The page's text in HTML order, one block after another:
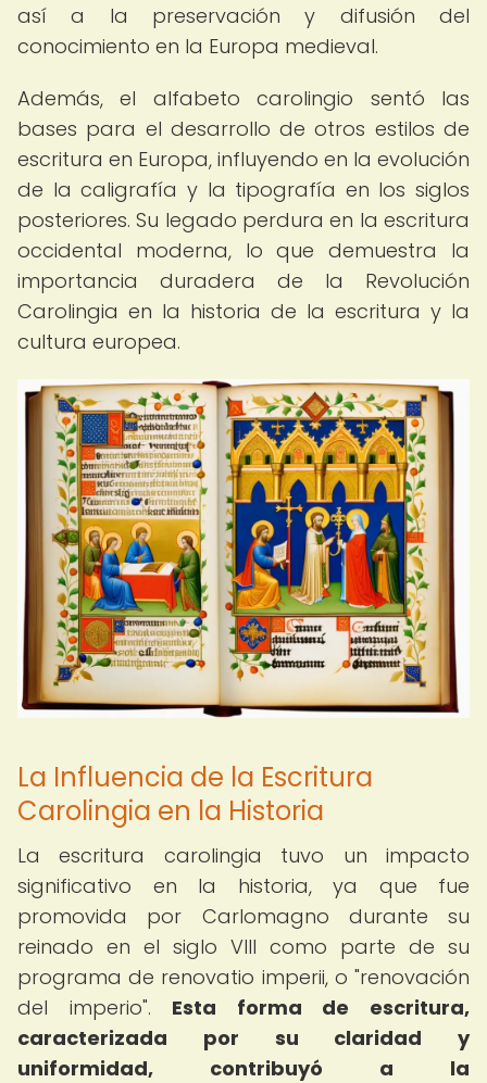
así a la preservación y difusión del
conocimiento en la Europa medieval.
Además, el alfabeto carolingio sentó las
bases para el desarrollo de otros estilos de
escritura en Europa, influyendo en la evolución
de la caligrafía y la tipografía en los siglos
posteriores. Su legado perdura en la escritura
occidental moderna, lo que demuestra la
importancia duradera de la Revolución
Carolingia en la historia de la escritura y la
cultura europea.
La Influencia de la Escritura
Carolingia en la Historia
La escritura carolingia tuvo un impacto
significativo en la historia, ya que fue
promovida por Carlomagno durante su
reinado en el siglo VIII como parte de su
programa de renovatio imperii, o "renovación
del imperio". Esta forma de escritura,
caracterizada por su claridad y
uniformidad, contribuyó a la